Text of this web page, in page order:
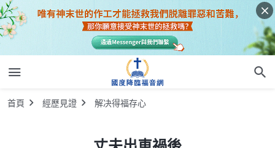
首頁 經歷見證 解决得福存心